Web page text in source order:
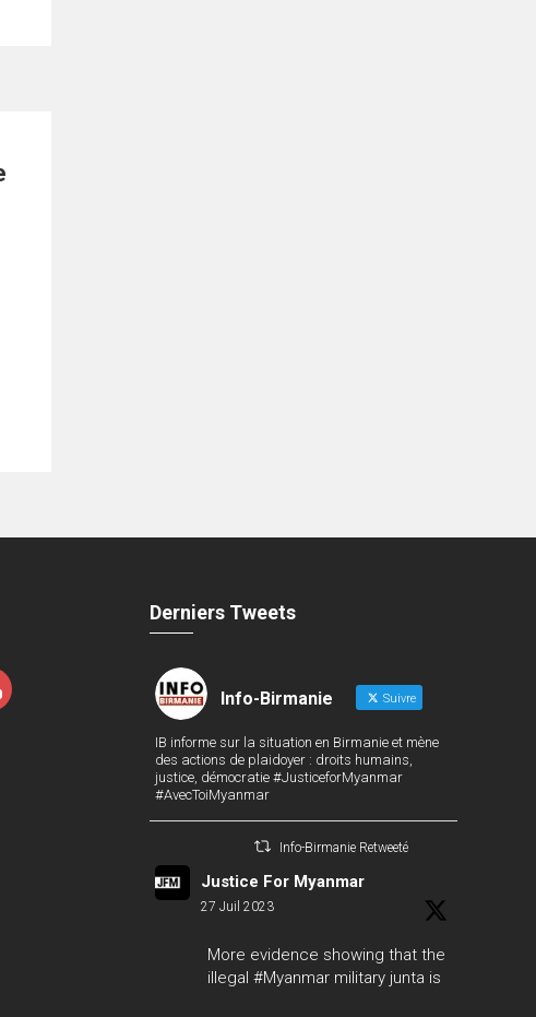
Derniers Tweets
Info-Birmanie Suivre
IB informe sur la situation en Birmanie et mène
des actions de plaidoyer : droits humains,
justice, démocratie #JusticeforMyanmar
#AvecToiMyanmar
Info-Birmanie Retweeté
Justice For Myanmar
27 Juil 2023
More evidence showing that the
illegal#Myanmar military junta is